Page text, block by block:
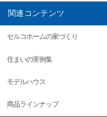
関連コンテンツ
セルコホームの家づくり
住まいの実例集
モデルハウス
商品ラインナップ